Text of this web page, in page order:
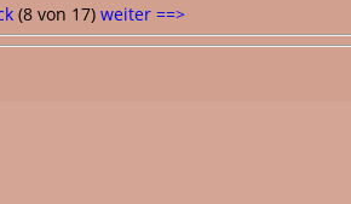
(8 von 17) weiter ==>